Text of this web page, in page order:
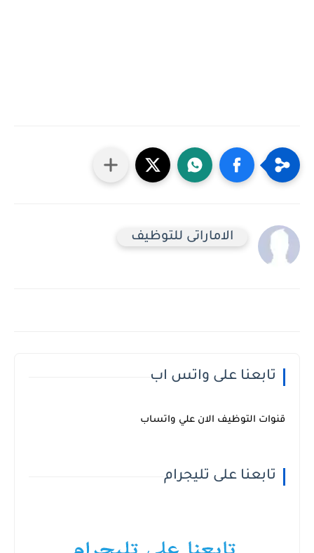
الاماراتى للتوظيف
تابعنا على واتس اب
قنوات التوظيف الان علي واتساب
تابعنا على تليجرام